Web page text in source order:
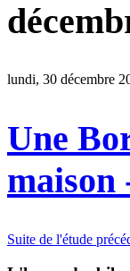
lundi, 30 décembre
Une
maison
Suite de l'étude